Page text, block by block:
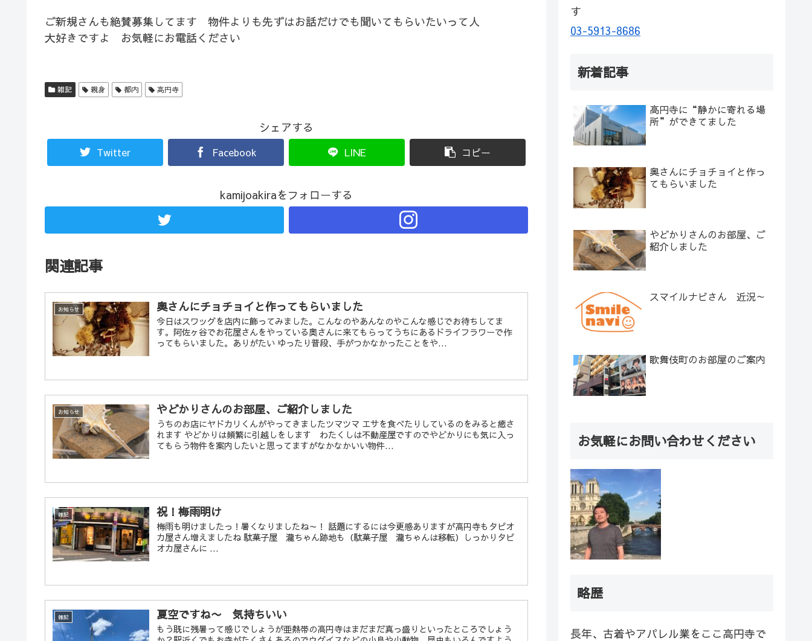
ご新規さんも絶賛募集してます 物件よりも先ずはお話だけでも聞いてもらいたいって人
大好きですよ お気軽にお電話ください
雑記 親身 都内 高円寺
シェアする
Twitter Facebook LINE コピー
kamijoakiraをフォローする
関連記事
お知らせ 奥さんにチョチョイと作ってもらいました
今日はスワッグを店内に飾ってみました。こんなのやあんなのやこんな感じでお待ちしてま
す。阿佐ヶ谷でお花屋さんをやっている奥さんに来てもらってうちにあるドライフラワーで作
ってもらいました。ありがたい ゆったり普段、手がつかなかったことをや...
お知らせ やどかりさんのお部屋、ご紹介しました
うちのお店にヤドカリくんがやってきましたツマツマ エサを食べたりしているのをみると癒さ
れます やどかりは頻繁に引越しをします わたくしは不動産屋ですのでやどかりにも気に入っ
てもらう物件を案内したいと思ってますがなかなかいい物件...
雑記 祝！梅雨明け
梅雨も明けましたっ！暑くなりましたね～！ 話題にするには今更感ありますが高円寺もタピオ
カ屋さん増えましたね 駄菓子屋 瀧ちゃん跡地も（駄菓子屋 瀧ちゃんは移転）しっかりタピ
オカ屋さんに ...
雑記 夏空ですね〜 気持ちいい
もう既に残暑って感じでしょうが亜熱帯の高円寺はまだまだ真っ盛りといったところでしょう
す
03-5913-8686
新着記事
高円寺に“静かに寄れる場
所”ができてました
奥さんにチョチョイと作っ
てもらいました
やどかりさんのお部屋、ご
紹介しました
スマイルナビさん 近況～
歌舞伎町のお部屋のご案内
お気軽にお問い合わせください
略歴
長年、古着やアパレル業をここ高円寺で